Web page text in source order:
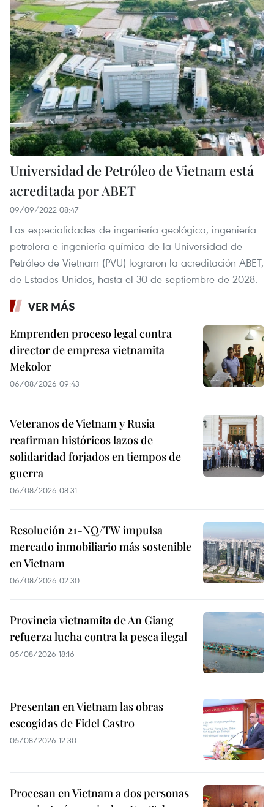
Universidad de Petróleo de Vietnam está
acreditada por ABET
09/09/2022 08:47
Las especialidades de ingeniería geológica, ingeniería
petrolera e ingeniería química de la Universidad de
Petróleo de Vietnam (PVU) lograron la acreditación ABET,
de Estados Unidos, hasta el 30 de septiembre de 2028.
VER MÁS
Emprenden proceso legal contra
director de empresa vietnamita
Mekolor
06/08/2026 09:43
Veteranos de Vietnam y Rusia
reafirman históricos lazos de
solidaridad forjados en tiempos de
guerra
06/08/2026 08:31
Resolución 21-NQ/TW impulsa
mercado inmobiliario más sostenible
en Vietnam
06/08/2026 02:30
Provincia vietnamita de An Giang
refuerza lucha contra la pesca ilegal
05/08/2026 18:16
Presentan en Vietnam las obras
escogidas de Fidel Castro
05/08/2026 12:30
Procesan en Vietnam a dos personas